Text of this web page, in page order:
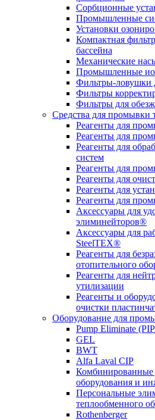
Сорбционные
Промышленные
Установки
Компактная
бассейна
Механические
Промышленные
Фильтры-ловушки
Фильтры
Фильтры для
Средства для промывки
Реагенты для
Реагенты для
Реагенты для
систем
Реагенты для
Реагенты для
Реагенты для
Реагенты для
Аксессуары для
элиминейторов®
Аксессуары для
SteelTEX®
Реагенты для
отопительного
Реагенты для
утилизации
Реагенты и
очистки
Оборудование для
Pump Eliminate
GEL
BWT
Alfa Laval CIP
Комбинированные
оборудования и
Персональные
теплообменного
Rothenberger